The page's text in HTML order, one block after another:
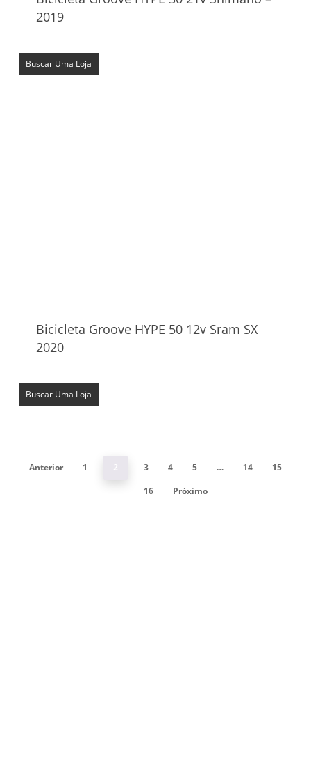
2019
Buscar Uma Loja
Bicicleta Groove HYPE 50 12v Sram SX
2020
Buscar Uma Loja
Anterior 1 2 3 4 5 … 14
15
16
Próximo